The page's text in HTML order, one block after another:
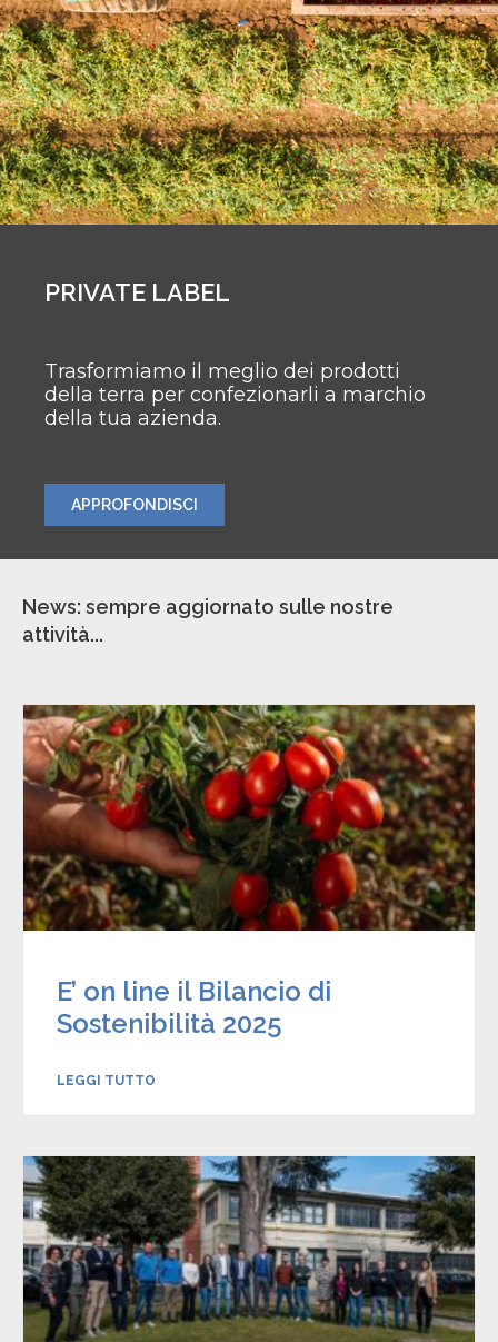
PRIVATE LABEL
Trasformiamo il meglio dei prodotti
della terra per confezionarli a marchio
della tua azienda.
APPROFONDISCI
News: sempre aggiornato sulle nostre
attività...
E’ on line il Bilancio di
Sostenibilità 2025
LEGGI TUTTO